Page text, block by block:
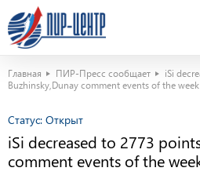
Главная ПИР-Пресс сообщает
iSi
Buzhinsky,Dunay comment events of the week
Статус: Открыт
iSi decreased to 2773
comment events of the